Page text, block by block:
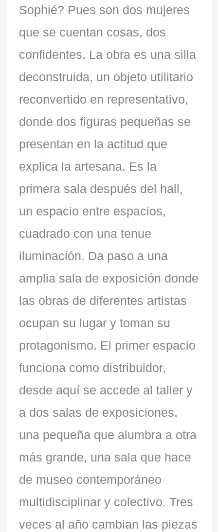
Sophié? Pues son dos mujeres
que se cuentan cosas, dos
confidentes. La obra es una silla
deconstruida, un objeto utilitario
reconvertido en representativo,
donde dos figuras pequeñas se
presentan en la actitud que
explica la artesana. Es la
primera sala después del hall,
un espacio entre espacios,
cuadrado con una tenue
iluminación. Da paso a una
amplia sala de exposición donde
las obras de diferentes artistas
ocupan su lugar y toman su
protagonismo. El primer espacio
funciona como distribuidor,
desde aquí se accede al taller y
a dos salas de exposiciones,
una pequeña que alumbra a otra
más grande, una sala que hace
de museo contemporáneo
multidisciplinar y colectivo. Tres
veces al año cambian las piezas